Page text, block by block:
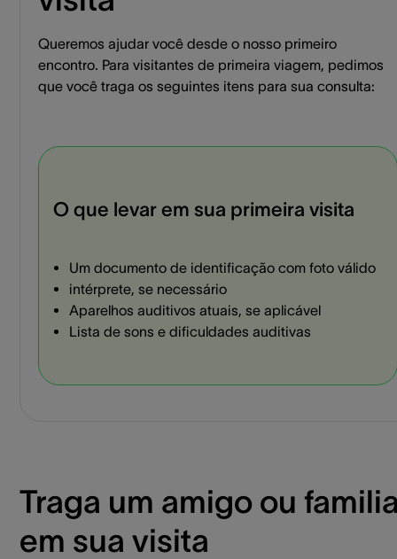
Queremos ajudar você desde o nosso primeiro
encontro. Para visitantes de primeira viagem, pedimos
que você traga os seguintes itens para sua consulta:
O que levar em sua primeira visita
Um documento de identificação com foto válido
intérprete, se necessário
Aparelhos auditivos atuais, se aplicável
Lista de sons e dificuldades auditivas
Traga um amigo ou
em sua visita